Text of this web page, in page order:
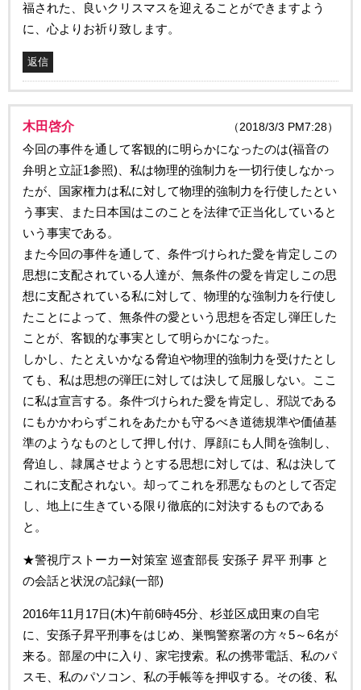
福された、良いクリスマスを迎えることができますよう
に、心よりお祈り致します。
返信
木田啓介 （2018/3/3 PM7:28）
今回の事件を通して客観的に明らかになったのは(福音の
弁明と立証1参照)、私は物理的強制力を一切行使しなかっ
たが、国家権力は私に対して物理的強制力を行使したとい
う事実、また日本国はこのことを法律で正当化していると
いう事実である。
また今回の事件を通して、条件づけられた愛を肯定しこの
思想に支配されている人達が、無条件の愛を肯定しこの思
想に支配されている私に対して、物理的な強制力を行使し
たことによって、無条件の愛という思想を否定し弾圧した
ことが、客観的な事実として明らかになった。
しかし、たとえいかなる脅迫や物理的強制力を受けたとし
ても、私は思想の弾圧に対しては決して屈服しない。ここ
に私は宣言する。条件づけられた愛を肯定し、邪説である
にもかかわらずこれをあたかも守るべき道徳規準や価値基
準のようなものとして押し付け、厚顔にも人間を強制し、
脅迫し、隷属させようとする思想に対しては、私は決して
これに支配されない。却ってこれを邪悪なものとして否定
し、地上に生きている限り徹底的に対決するものである
と。
★警視庁ストーカー対策室 巡査部長 安孫子 昇平 刑事 と
の会話と状況の記録(一部)
2016年11月17日(木)午前6時45分、杉並区成田東の自宅
に、安孫子昇平刑事をはじめ、巣鴨警察署の方々5～6名が
来る。部屋の中に入り、家宅捜索。私の携帯電話、私のパ
スモ、私のパソコン、私の手帳等を押収する。その後、私